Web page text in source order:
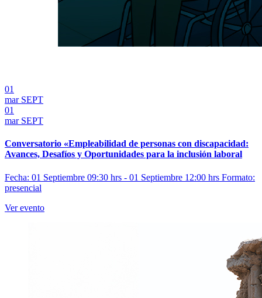
01
mar SEPT
01
mar SEPT
Conversatorio «Empleabilidad de personas con discapacidad:
Avances, Desafíos y Oportunidades para la inclusión laboral
Fecha: 01 Septiembre 09:30 hrs - 01 Septiembre 12:00 hrs Formato:
presencial
Ver evento